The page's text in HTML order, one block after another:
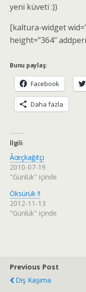
yeni küveti :))
[kaltura-widget
height=”364″
Bunu paylaş:
Facebook
Daha fazla
İlgili
Ãœçkağıtçı
2010-07-19
"Günlük" içinde
Öksürük !!
2012-11-13
"Günlük" içinde
Previous Post
Diş Kaşıma